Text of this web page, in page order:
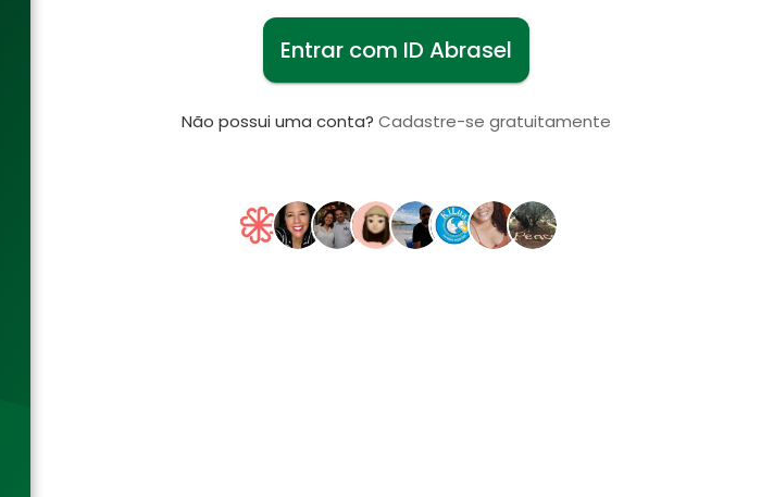
Entrar com ID Abrasel
Não possui uma conta? Cadastre-se gratuitamente